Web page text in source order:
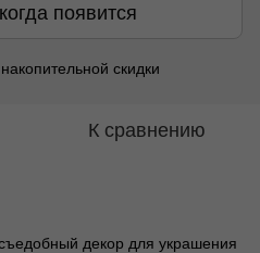
появится
скидки
К сравнению
декор для украшения